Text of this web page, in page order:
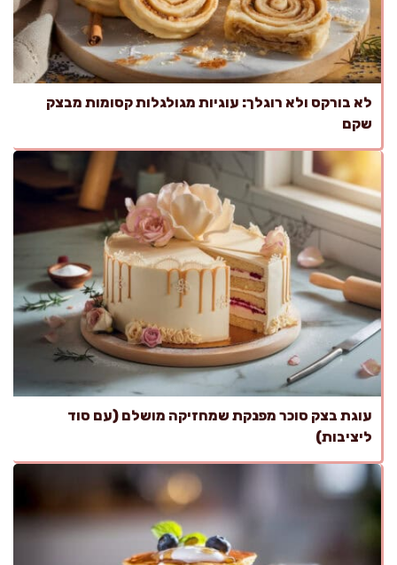
לא בורקס ולא רוגלך: עוגיות מגולגלות קסומות מבצק
שקם
עוגת בצק סוכר מפנקת שמחזיקה מושלם (עם סוד
ליציבות)